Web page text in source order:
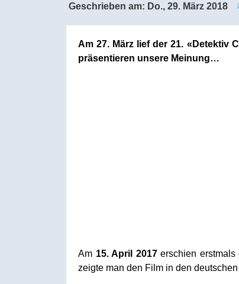
Geschrieben am: Do., 29. März 2018
Am 27. März lief der 21. «Detektiv
präsentieren unsere Meinung…
Am 15. April 2017erschien erstmals
zeigte man den Film in den